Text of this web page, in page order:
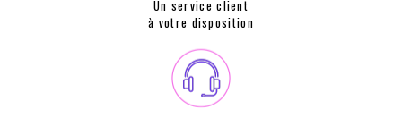
Un service client
à votre disposition